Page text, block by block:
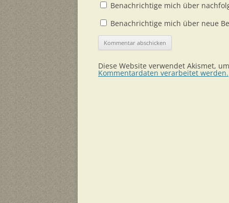
Benachrichtige mich über
Benachrichtige mich über neue
Diese Website verwendet Akismet,
Kommentardaten verarbeitet werden.